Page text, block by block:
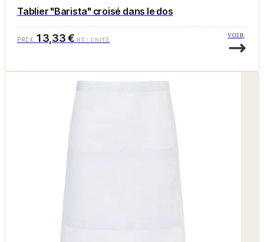
Tablier "Barista" croisé dans le dos
PRIX 13,33 €HT / UNITÉ
VOIR